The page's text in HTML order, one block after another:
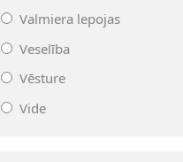
Valmiera lepojas
Veselība
Vēsture
Vide